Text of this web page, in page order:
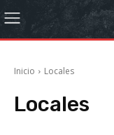
Inicio Locales
Locales